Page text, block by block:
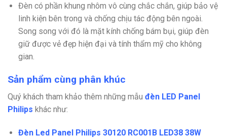
Đèn có phần khung nhôm vô cùng chắc chắn, giúp bảo vệ
linh kiện bên trong và chống chịu tác động bên ngoài.
Song song với đó là mặt kính chống bám bụi, giúp đèn
giữ được vẻ đẹp hiện đại và tính thẩm mỹ cho không
gian.
Sản phẩm cùng phân khúc
Quý khách tham khảo thêm những mẫu đèn LED Panel
Philips khác như:
Đèn Led Panel Philips 30120 RC001B LED38 38W